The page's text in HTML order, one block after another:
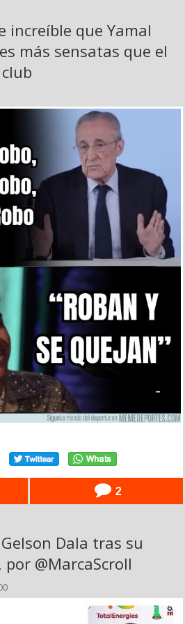
increíble que Yamal
más sensatas que el
2
Dala tras su
@MarcaScroll